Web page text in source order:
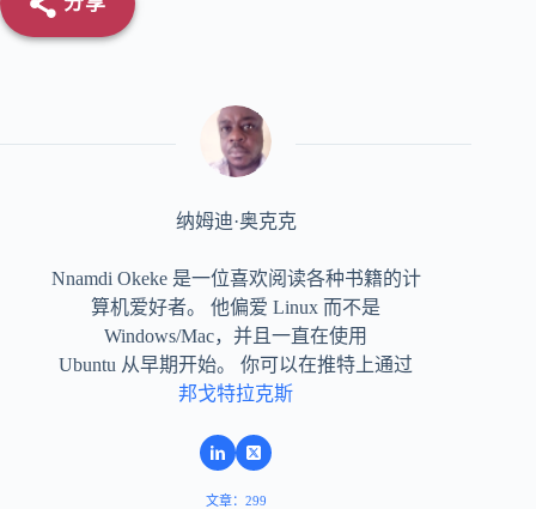
纳姆迪·奥克克
Nnamdi Okeke 是一位喜欢阅读各种书籍的计
算机爱好者。 他偏爱 Linux 而不是
Windows/Mac，并且一直在使用
Ubuntu 从早期开始。 你可以在推特上通过
邦戈特拉克斯
文章：299